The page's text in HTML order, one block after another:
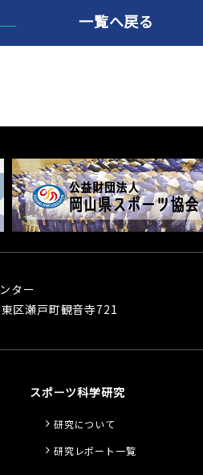
一覧へ戻る
ター
区瀬戸町観音寺721
スポーツ科学研究
研究について
研究レポート一覧